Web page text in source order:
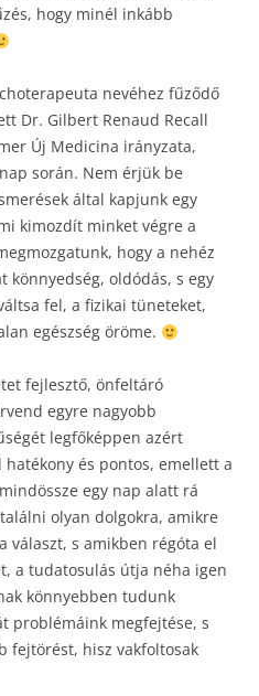
hogy minél inkább
nevéhez fűződő
Dr. Gilbert Renaud Recall
Új Medicina irányzata,
során. Nem érjük be
által kapjunk egy
kimozdít minket végre a
hogy a nehéz
könnyedség, oldódás, s egy
fel, a fizikai tüneteket,
egészség öröme.
fejlesztő, önfeltáró
egyre nagyobb
legfőképpen azért
és pontos, emellett a
egy nap alatt rá
olyan dolgokra, amikre
választ, s amikben régóta el
a tudatosulás útja néha igen
könnyebben tudunk
problémáink megfejtése, s
fejtörést, hisz vakfoltosak